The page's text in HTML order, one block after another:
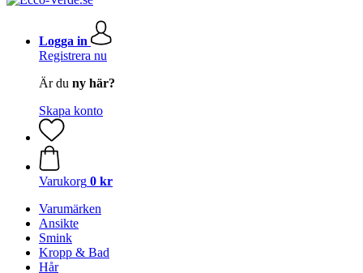
Logga in
Registrera nu
Är du ny här?
Skapa konto
Varukorg 0 kr
Varumärken
Ansikte
Smink
Kropp & Bad
Hår